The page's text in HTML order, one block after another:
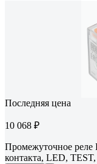
Последняя цена
10 068 ₽
Промежуточное
контакта, LED,